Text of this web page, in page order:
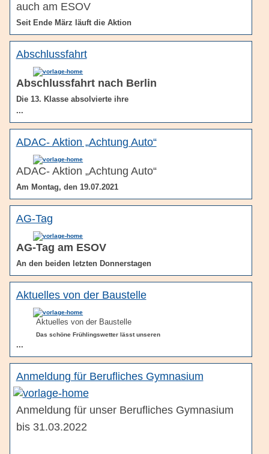
auch am ESOV
Seit Ende März läuft die Aktion
Abschlussfahrt
Abschlussfahrt nach Berlin
Die 13. Klasse absolvierte ihre
...
ADAC- Aktion „Achtung Auto“
ADAC- Aktion „Achtung Auto“
Am Montag, den 19.07.2021
AG-Tag
AG-Tag am ESOV
An den beiden letzten Donnerstagen
Aktuelles von der Baustelle
Aktuelles von der Baustelle
Das schöne Frühlingswetter lässt unseren
...
Anmeldung für Berufliches Gymnasium
Anmeldung für unser Berufliches Gymnasium
bis 31.03.2022